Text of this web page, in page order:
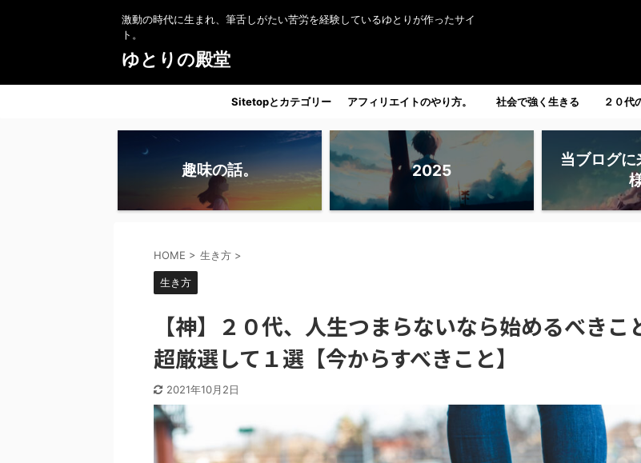
激動の時代に生まれ、筆舌しがたい苦労を経験しているゆとりが作ったサイ
ト。
ゆとりの殿堂
Sitetopとカテゴリー アフィリエイトのやり方。 社会で強く生きる ２０代
趣味の話。 2025
当ブログ
HOME > 生き方 >
生き方
【神】２０代、人生つまらないなら始めるべきこ
超厳選して１選【今からすべきこと】
2021年10月2日